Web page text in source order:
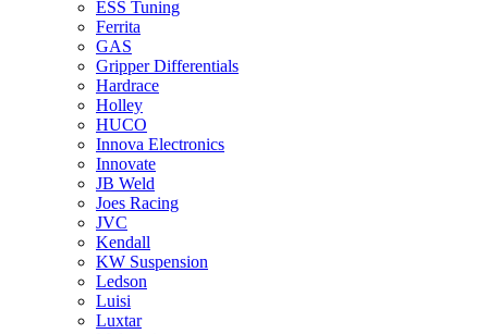
ESS Tuning
Ferrita
GAS
Gripper Differentials
Hardrace
Holley
HUCO
Innova Electronics
Innovate
JB Weld
Joes Racing
JVC
Kendall
KW Suspension
Ledson
Luisi
Luxtar